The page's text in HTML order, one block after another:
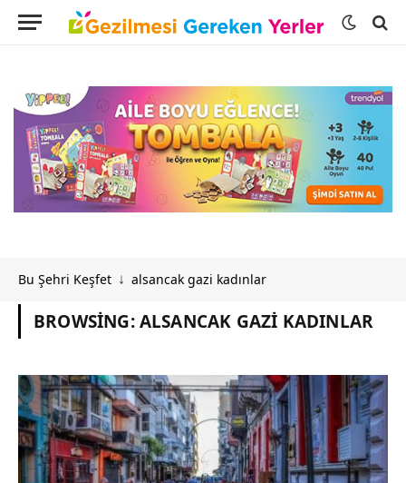
Bu Şehri Keşfet ↓ alsancak gazi kadınlar
BROWSING:ALSANCAK GAZI KADINLAR